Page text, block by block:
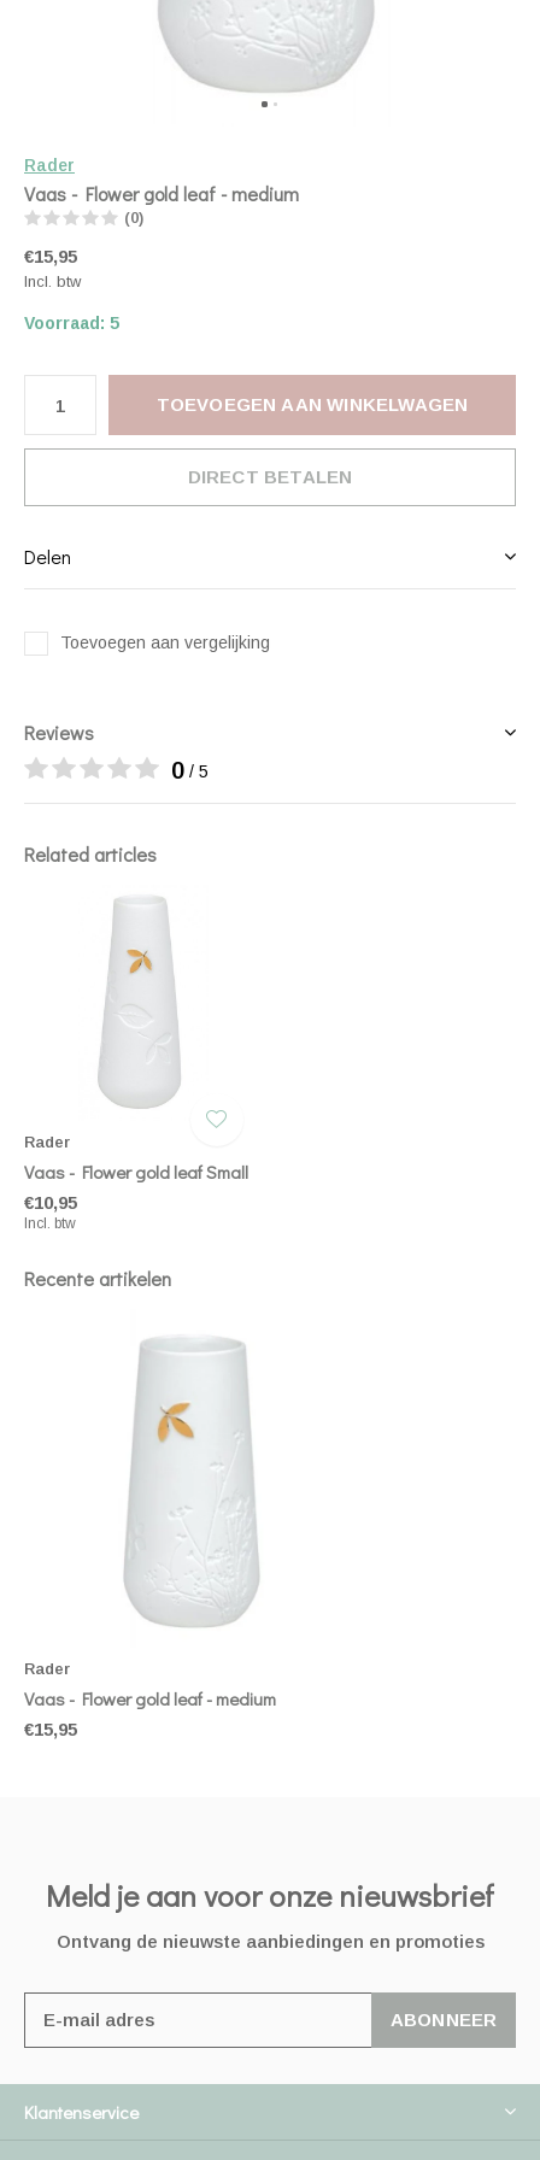
Rader
Vaas - Flower gold leaf - medium
(0)
€15,95
Incl. btw
Voorraad: 5
TOEVOEGEN AAN WINKELWAGEN
DIRECT BETALEN
Delen
Toevoegen aan vergelijking
Reviews
0 / 5
Related articles
Rader
Vaas - Flower gold leaf Small
€10,95
Incl. btw
Recente artikelen
Rader
Vaas - Flower gold leaf - medium
€15,95
Meld je aan voor onze nieuwsbrief
Ontvang de nieuwste aanbiedingen en promoties
ABONNEER
Klantenservice